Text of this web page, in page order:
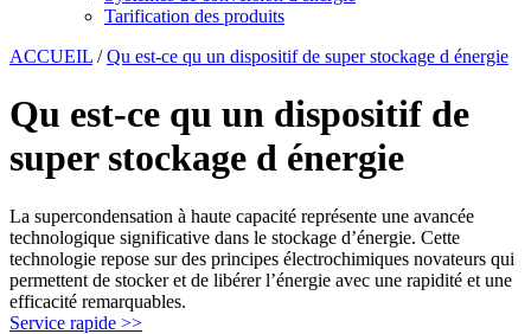
Tarification des produits
ACCUEIL /Qu est-ce qu un dispositif de super stockage d énergie
Qu est-ce qu un dispositif de
super stockage d énergie
La supercondensation à haute capacité représente une avancée
technologique significative dans le stockage d’énergie. Cette
technologie repose sur des principes électrochimiques novateurs qui
permettent de stocker et de libérer l’énergie avec une rapidité et une
efficacité remarquables.
Service rapide >>